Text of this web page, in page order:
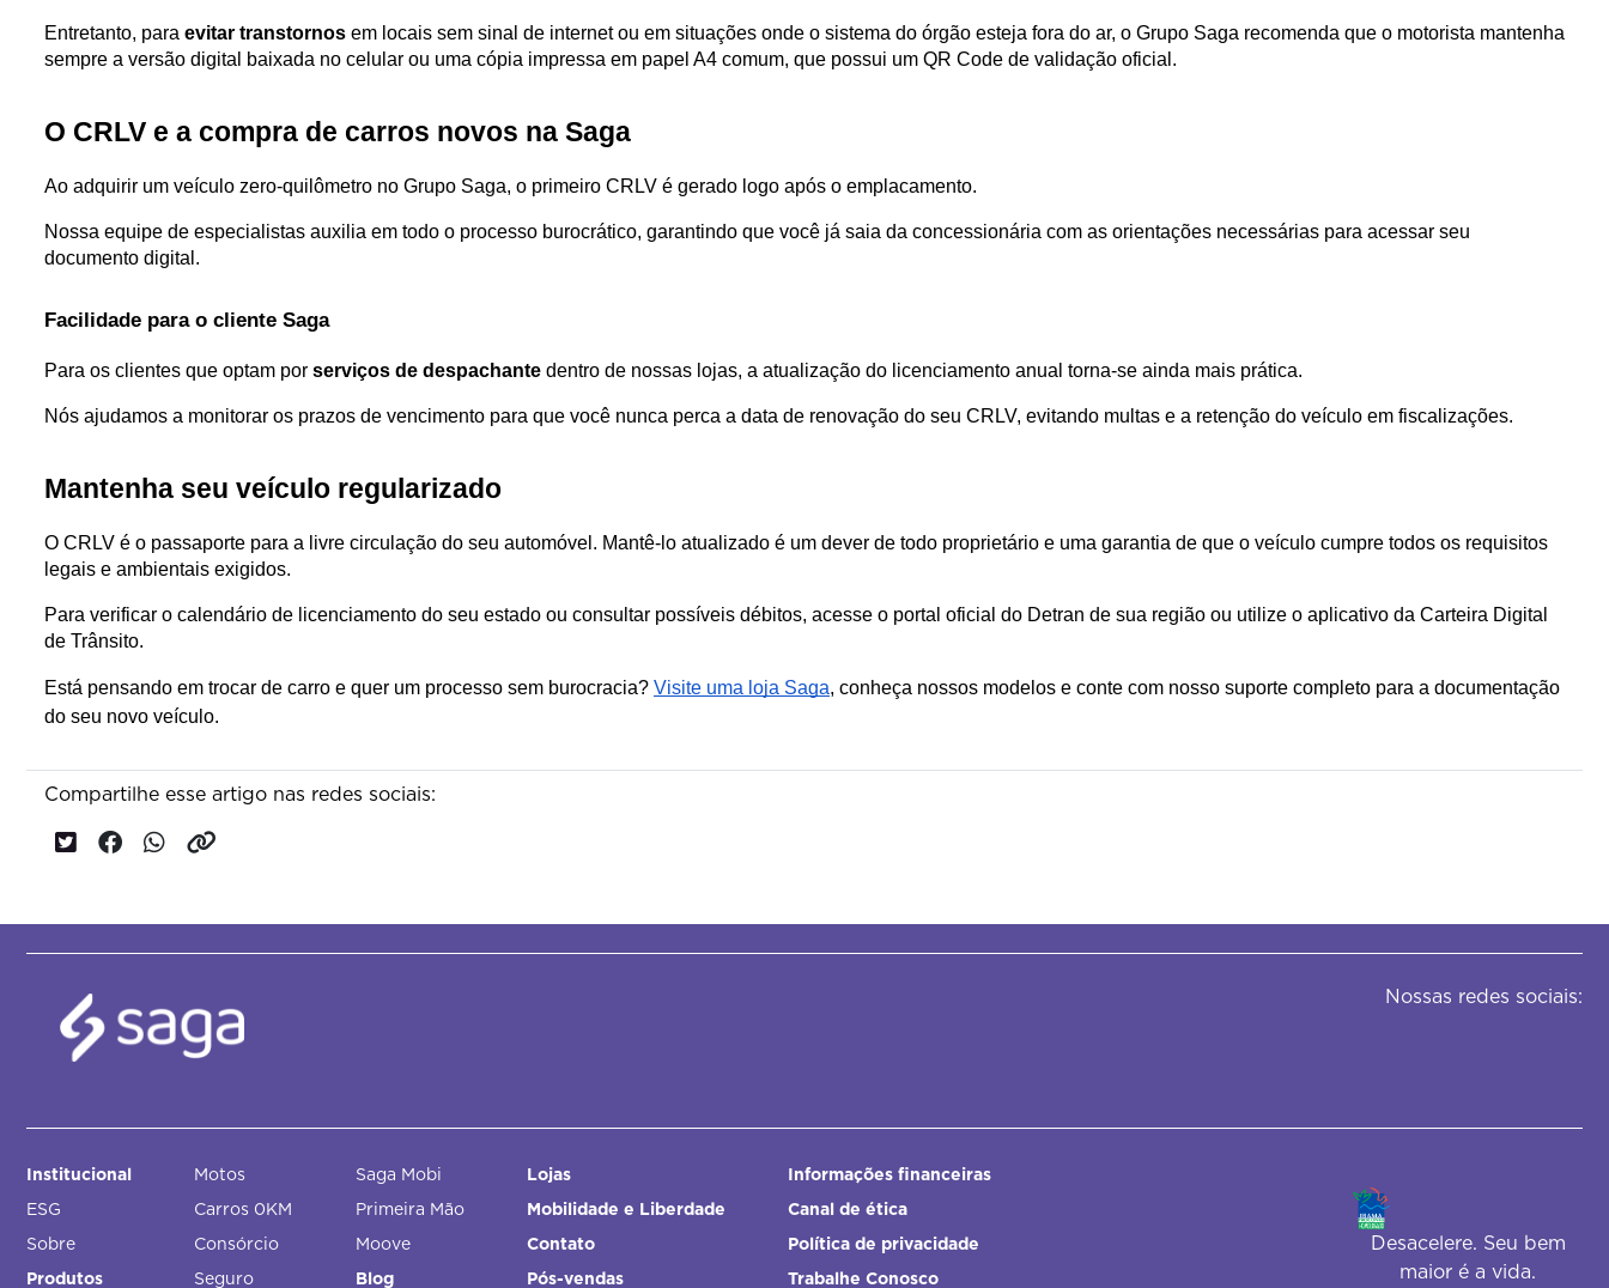
Entretanto, para evitar transtornos em locais sem sinal de internet ou em situações onde o sistema do órgão esteja fora do ar, o Grupo Saga recomenda que o motorista mantenha
sempre a versão digital baixada no celular ou uma cópia impressa em papel A4 comum, que possui um QR Code de validação oficial.
O CRLV e a compra de carros novos na Saga
Ao adquirir um veículo zero-quilômetro no Grupo Saga, o primeiro CRLV é gerado logo após o emplacamento.
Nossa equipe de especialistas auxilia em todo o processo burocrático, garantindo que você já saia da concessionária com as orientações necessárias para acessar seu
documento digital.
Facilidade para o cliente Saga
Para os clientes que optam por serviços de despachante dentro de nossas lojas, a atualização do licenciamento anual torna-se ainda mais prática.
Nós ajudamos a monitorar os prazos de vencimento para que você nunca perca a data de renovação do seu CRLV, evitando multas e a retenção do veículo em fiscalizações.
Mantenha seu veículo regularizado
O CRLV é o passaporte para a livre circulação do seu automóvel. Mantê-lo atualizado é um dever de todo proprietário e uma garantia de que o veículo cumpre todos os requisitos
legais e ambientais exigidos.
Para verificar o calendário de licenciamento do seu estado ou consultar possíveis débitos, acesse o portal oficial do Detran de sua região ou utilize o aplicativo da Carteira Digital
de Trânsito.
Está pensando em trocar de carro e quer um processo sem burocracia? Visite uma loja Saga, conheça nossos modelos e conte com nosso suporte completo para a documentação
do seu novo veículo.
Compartilhe esse artigo nas redes sociais:
Nossas redes sociais:
Institucional
ESG
Sobre
Produtos
Motos
Carros 0KM
Consórcio
Seguro
Saga Mobi
Primeira Mão
Moove
Blog
Lojas
Mobilidade e Liberdade
Contato
Pós-vendas
Informações financeiras
Canal de ética
Política de privacidade
Trabalhe Conosco
Desacelere. Seu bem
maior é a vida.